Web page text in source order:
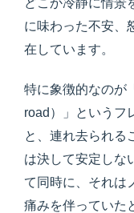
に味わった不安、
在しています。
特に象徴的なのが
road）」というフ
と、連れ去られる
は決して安定しな
て同時に、それは
痛みを伴っていた